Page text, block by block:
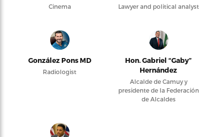
Cinema Lawyer and political analyst
González Pons MD
Radiologist
Hon. Gabriel “Gaby”
Hernández
Alcalde de Camuy y
presidente de la Federación
de Alcaldes